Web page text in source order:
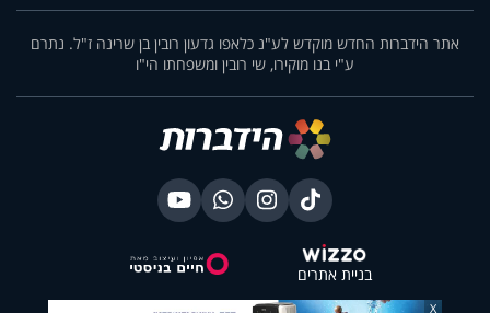
אתר הידברות החדש מוקדש לע"נ כלאפו גדעון רובין בן שרינה ז"ל. נתרם
ע"י בנו מוקירו, שי רובין ומשפחתו הי"ו
בניית אתרים
X